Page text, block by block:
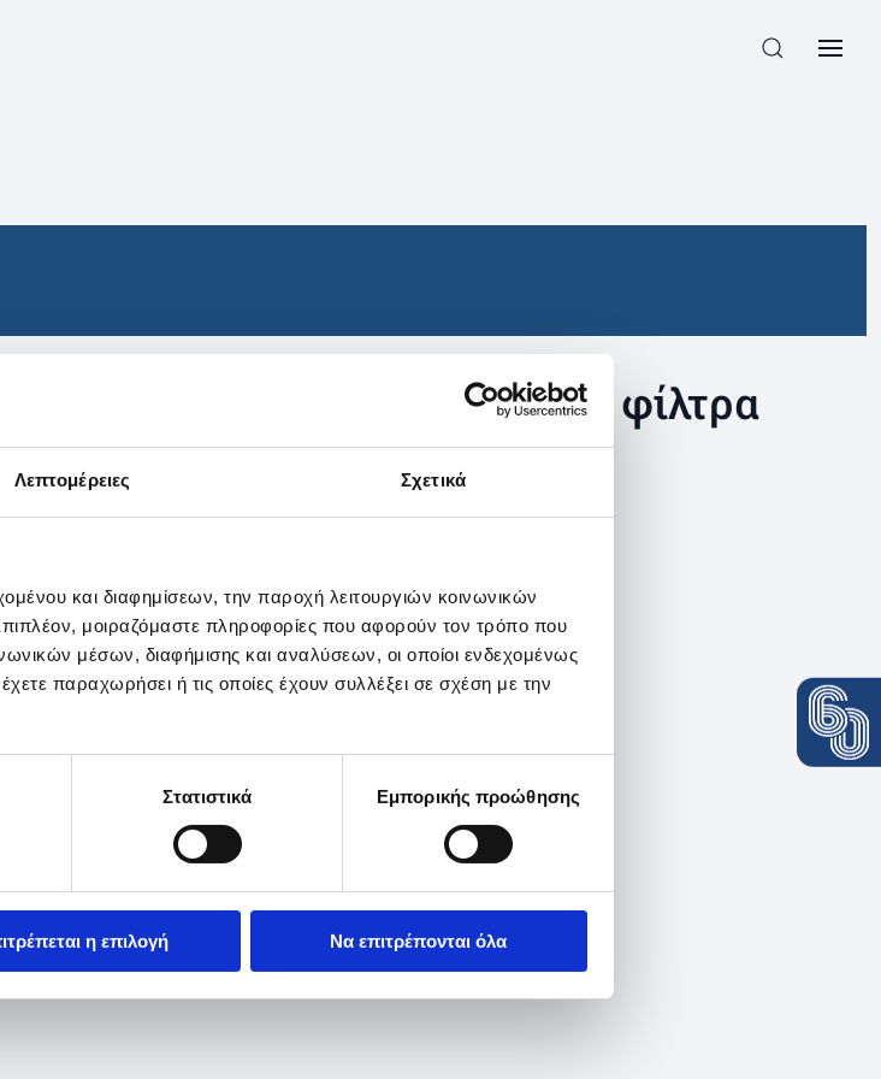
Λεπτομέρειες Σχετικά
και διαφημίσεων, την παροχή λειτουργιών κοινωνικών
μοιραζόμαστε πληροφορίες που αφορούν τον τρόπο που
μέσων, διαφήμισης και αναλύσεων, οι οποίοι ενδεχομένως
παραχωρήσει ή τις οποίες έχουν συλλέξει σε σχέση με την
Στατιστικά Εμπορικής προώθησης
η επιλογή Να επιτρέπονται όλα
με τα συγκεκριμένα φίλτρα